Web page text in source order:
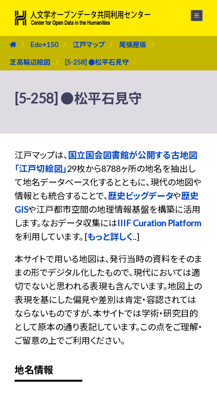
Edo+150 江戸マップ 尾張屋版
芝高輪辺絵図 [5-258] ●松平石見守
[5-258] ●松平石見守
江戸マップは、 国立国会図書館が公開する古地図
「江戸切絵図」29枚から8788ヶ所の地名を抽出し
て地名データベース化するとともに、現代の地図や
情報とも統合することで、歴史ビッグデータや歴史
GISや江戸都市空間の地理情報基盤を構築に活用
します。なおデータ収集にはIIIF Curation Platform
を利用しています。 [もっと詳しく..]
本サイトで用いる地図は、発行当時の資料をそのま
まの形でデジタル化したもので、現代においては適
切でないと思われる表現も含んでいます。地図上の
表現を基にした偏見や差別は肯定・容認されては
ならないものですが、本サイトでは学術・研究目的
として原本の通り表記しています。この点をご理解・
ご留意の上でご利用ください。
地名情報